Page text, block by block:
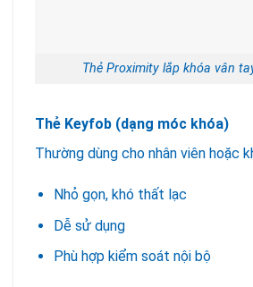
Thẻ Proximity lắp khóa vân
Thẻ Keyfob (dạng móc khóa)
Thường dùng cho nhân viên hoặc
Nhỏ gọn, khó thất lạc
Dễ sử dụng
Phù hợp kiểm soát nội bộ